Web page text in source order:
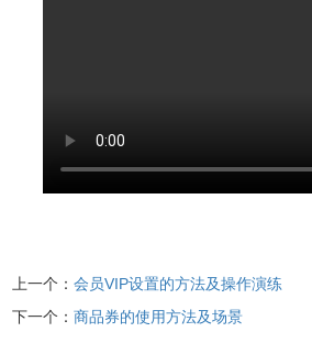
上一个：会员VIP设置的方法及操作演练
下一个：商品券的使用方法及场景